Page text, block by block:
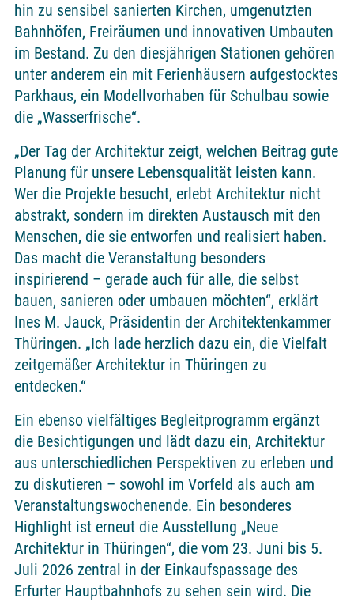
hin zu sensibel sanierten Kirchen, umgenutzten
Bahnhöfen, Freiräumen und innovativen Umbauten
im Bestand. Zu den diesjährigen Stationen gehören
unter anderem ein mit Ferienhäusern aufgestocktes
Parkhaus, ein Modellvorhaben für Schulbau sowie
die „Wasserfrische“.
„Der Tag der Architektur zeigt, welchen Beitrag gute
Planung für unsere Lebensqualität leisten kann.
Wer die Projekte besucht, erlebt Architektur nicht
abstrakt, sondern im direkten Austausch mit den
Menschen, die sie entworfen und realisiert haben.
Das macht die Veranstaltung besonders
inspirierend – gerade auch für alle, die selbst
bauen, sanieren oder umbauen möchten“, erklärt
Ines M. Jauck, Präsidentin der Architektenkammer
Thüringen. „Ich lade herzlich dazu ein, die Vielfalt
zeitgemäßer Architektur in Thüringen zu
entdecken.“
Ein ebenso vielfältiges Begleitprogramm ergänzt
die Besichtigungen und lädt dazu ein, Architektur
aus unterschiedlichen Perspektiven zu erleben und
zu diskutieren – sowohl im Vorfeld als auch am
Veranstaltungswochenende. Ein besonderes
Highlight ist erneut die Ausstellung „Neue
Architektur in Thüringen“, die vom 23. Juni bis 5.
Juli 2026 zentral in der Einkaufspassage des
Erfurter Hauptbahnhofs zu sehen sein wird. Die